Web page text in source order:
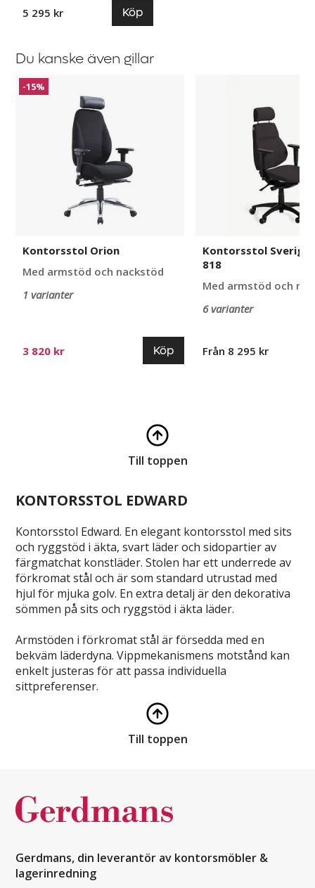
5 295 kr Köp
Du kanske även gillar
Kontorsstol
Orion
-15%
Kontorsstol Orion
Med armstöd och nackstöd
1 varianter
3 820 kr Köp
Kontorsstol
818
Med armstöd och
6 varianter
Från 8 295 kr
Till toppen
KONTORSSTOL EDWARD
Kontorsstol Edward. En elegant kontorsstol med sits
och ryggstöd i äkta, svart läder och sidopartier av
färgmatchat konstläder. Stolen har ett underrede av
förkromat stål och är som standard utrustad med
hjul för mjuka golv. En extra detalj är den dekorativa
sömmen på sits och ryggstöd i äkta läder.
Armstöden i förkromat stål är försedda med en
bekväm läderdyna. Vippmekanismens motstånd kan
enkelt justeras för att passa individuella
sittpreferenser.
Till toppen
Gerdmans, din leverantör av kontorsmöbler &
lagerinredning